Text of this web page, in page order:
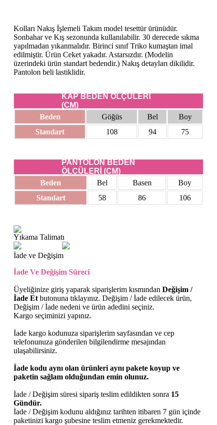
Kolları Nakış İşlemeli Takım model tesettür ürünüdür.
Sonbahar ve Kış sezonunda kullanılabilir. 30 derecede sıkma
yapılmadan yıkanmalıdır. Birinci sınıf Triko kumaştan imal
edilmiştir. Ürün Ceket yakadır. Astarsızdır. (Modelin
üzerindeki ürün standart bedendir.) Nakış detayları dikilidir.
Pantolon beli lastiklidir.
KAP BEDEN ÖLÇÜLERİ
(CM)
Beden
Göğüs Bel
Boy
Standart
108 94 75
PANTOLON BEDEN
ÖLÇÜLERİ (CM)
Beden
Bel Basen
Boy
Standart
58 86 106
Yıkama Talimatı
İade ve Değişim
İade Ve Değişim Süreci
Üyeliğinize giriş yaparak siparişlerim kısmından Değişim /
İade Et butonuna tıklayınız. Değişim / İade edilecek ürün,
Değişim / İade nedeni ve ürün adedini seçiniz.
Kargo seçiminizi yapınız.
İade kargo kodunuza siparişlerim sayfasından ve cep
telefonunuza gönderilen bilgilendirme mesajından
ulaşabilirsiniz.
İade kodu aynı olan ürünleri aynı pakete koyup ve
paketin sağlam olduğundan emin olunuz.
İade / Değişim süresi sipariş teslim edildikten sonra 15
Gündür.
İade / Değişim kodunu aldığınız tarihten itibaren 7 gün içinde
paketinizi kargo şubesine teslim etmeniz gerekmektedir.